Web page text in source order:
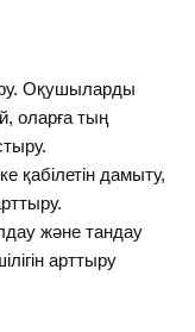
Оқушыларды
оларға тың
қабілетін дамыту,
және тандау
арттыру